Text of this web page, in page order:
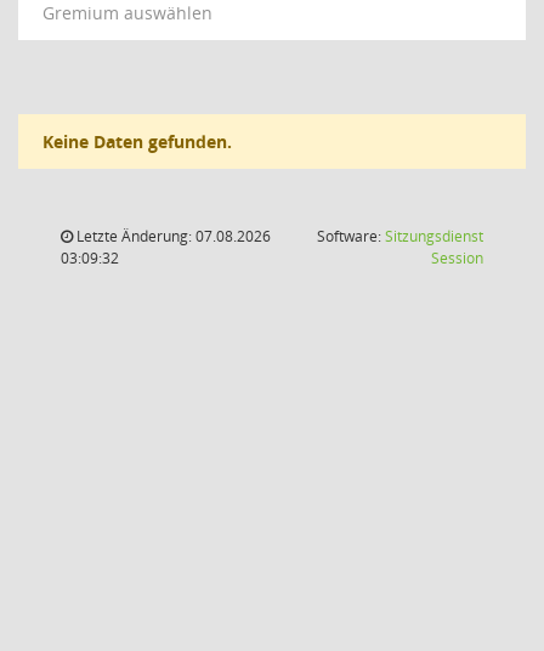
Gremium auswählen
Keine Daten gefunden.
Letzte Änderung: 07.08.2026
03:09:32
Software:Sitzungsdienst
Session(Wird in